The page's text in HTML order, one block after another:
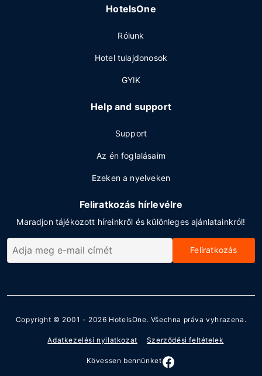
HotelsOne
Rólunk
Hotel tulajdonosok
GYIK
Help and support
Support
Az én foglalásaim
Ezeken a nyelveken
Feliratkozás hírlevélre
Maradjon tájékozott híreinkről és különleges ajánlatainkról!
Feliratkozás
Copyright © 2001 - 2026 HotelsOne. Všechna práva vyhrazena.
Adatkezelési nyilatkozat Szerződési feltételek
Kövessen bennünket